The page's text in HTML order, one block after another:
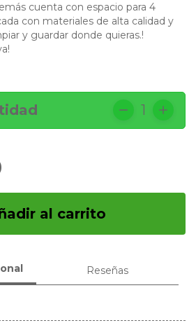
cuenta con espacio para 4
con materiales de alta calidad y
y guardar donde quieras.!
1
al carrito
Reseñas